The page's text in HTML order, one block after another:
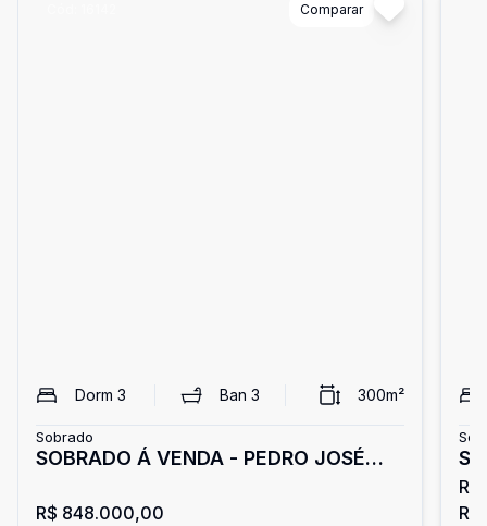
Comparar
Dorm 3 Ban3 300m²
Sobrado
SOBRADO Á VENDA - PEDRO JOSÉ
R$ 848.000,00